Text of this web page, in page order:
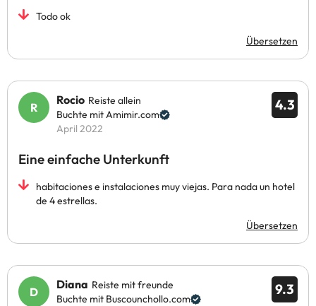
Todo ok
Übersetzen
4.3
Rocio Reiste allein
Buchte mit Amimir.com
April 2022
Eine einfache Unterkunft
habitaciones e instalaciones muy viejas. Para nada un hotel
de 4 estrellas.
Übersetzen
9.3
Diana Reiste mit freunde
Buchte mit Buscounchollo.com